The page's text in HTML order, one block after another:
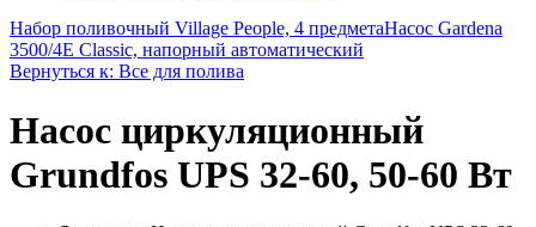
Набор поливочный Village People, 4 предметаНасос Gardena
3500/4E Classic, напорный автоматический
Вернуться к: Все для полива
Насос циркуляционный
Grundfos UPS 32-60, 50-60 Вт